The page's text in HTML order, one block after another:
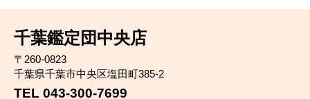
千葉鑑定団中央店
〒260-0823
千葉県千葉市中央区塩田町385-2
TEL 043-300-7699